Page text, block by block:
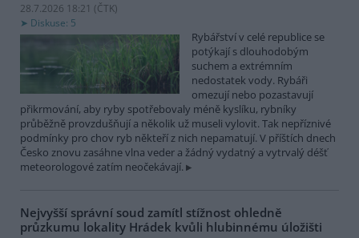
28.7.2026 18:21 (ČTK)
Diskuse: 5
Rybářství v celé republice se
potýkají s dlouhodobým
suchem a extrémním
nedostatek vody. Rybáři
omezují nebo pozastavují
přikrmování, aby ryby spotřebovaly méně kyslíku, rybníky
průběžně provzdušňují a několik už museli vylovit. Tak nepříznivé
podmínky pro chov ryb někteří z nich nepamatují. V příštích dnech
Česko znovu zasáhne vlna veder a žádný vydatný a vytrvalý déšť
meteorologové zatím neočekávají.
Nejvyšší správní soud zamítl stížnost ohledně
průzkumu lokality Hrádek kvůli hlubinnému úložišti